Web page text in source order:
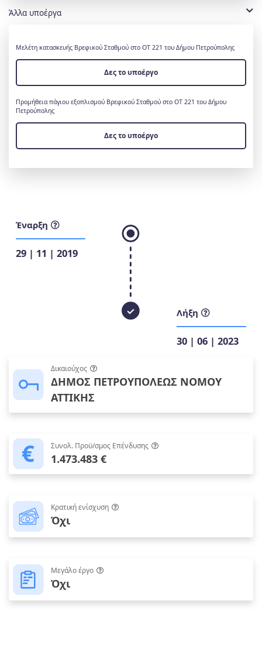
Άλλα υποέργα
Μελέτη κατασκευής Βρεφικού Σταθμού στο ΟΤ 221 του Δήμου Πετρούπολης
Δες το υποέργο
Προμήθεια πάγιου εξοπλισμού Βρεφικού Σταθμού στο ΟΤ 221 του Δήμου
Πετρούπολης
Δες το υποέργο
Έναρξη
29 | 11 | 2019
Λήξη
30 | 06 | 2023
Δικαιούχος
ΔΗΜΟΣ ΠΕΤΡΟΥΠΟΛΕΩΣ ΝΟΜΟΥ
ΑΤΤΙΚΗΣ
Συνολ. Προϋ/σμος Επένδυσης
1.473.483 €
Κρατική ενίσχυση
Όχι
Μεγάλο έργο
Όχι